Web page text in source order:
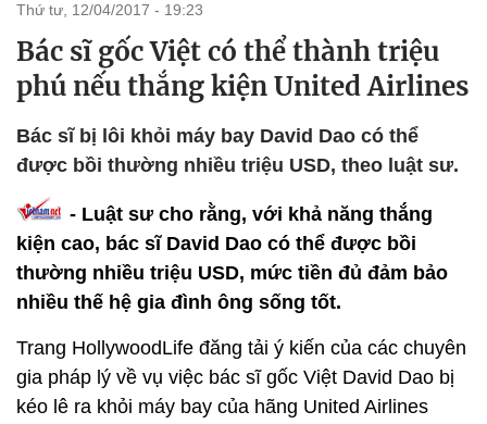
thứ tư, 12/04/2017 - 19:23
Bác sĩ gốc Việt có thể thành triệu
phú nếu thắng kiện United Airlines
Bác sĩ bị lôi khỏi máy bay David Dao có thể
được bồi thường nhiều triệu USD, theo luật sư.
- Luật sư cho rằng, với khả năng thắng
kiện cao, bác sĩ David Dao có thể được bồi
thường nhiều triệu USD, mức tiền đủ đảm bảo
nhiều thế hệ gia đình ông sống tốt.
Trang HollywoodLife đăng tải ý kiến của các chuyên
gia pháp lý về vụ việc bác sĩ gốc Việt David Dao bị
kéo lê ra khỏi máy bay của hãng United Airlines